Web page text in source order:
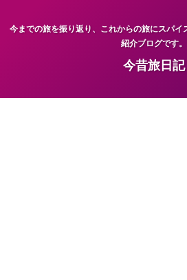
今までの旅を振り返り、これからの旅にスパイ
紹介ブログです。
今昔旅日記